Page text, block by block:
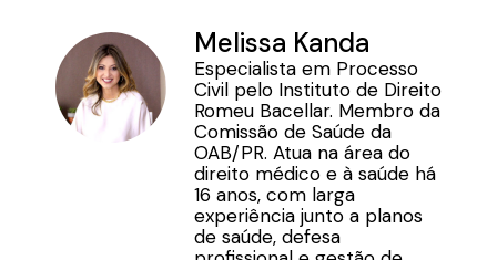
Melissa Kanda
Especialista em Processo
Civil pelo Instituto de Direito
Romeu Bacellar. Membro da
Comissão de Saúde da
OAB/PR. Atua na área do
direito médico e à saúde há
16 anos, com larga
experiência junto a planos
de saúde, defesa